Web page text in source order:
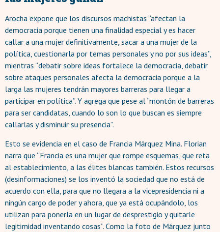
Arocha expone que los discursos machistas “afectan la
democracia porque tienen una finalidad especial y es hacer
callar a una mujer definitivamente, sacar a una mujer de la
política, cuestionarla por temas personales y no por sus ideas”,
mientras “debatir sobre ideas fortalece la democracia, debatir
sobre ataques personales afecta la democracia porque a la
larga las mujeres tendrán mayores barreras para llegar a
participar en política”. Y agrega que pese al “montón de barreras
para ser candidatas, cuando lo son lo que buscan es siempre
callarlas y disminuir su presencia”.
Esto se evidencia en el caso de Francia Márquez Mina. Florian
narra que “Francia es una mujer que rompe esquemas, que reta
al establecimiento, a las élites blancas también. Estos recursos
(desinformaciones) se los inventó la sociedad que no está de
acuerdo con ella, para que no llegara a la vicepresidencia ni a
ningún cargo de poder y ahora, que ya está ocupándolo, los
utilizan para ponerla en un lugar de desprestigio y quitarle
legitimidad inventando cosas”. Como la foto de Márquez junto